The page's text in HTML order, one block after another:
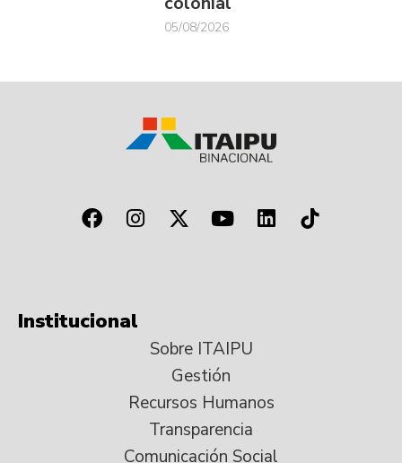
05/08/2026
Institucional
Sobre ITAIPU
Gestión
Recursos Humanos
Transparencia
Comunicación Social